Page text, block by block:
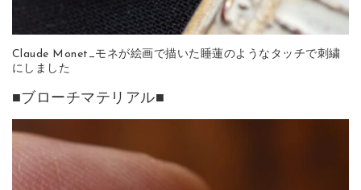
Claude Monet_モネが絵画で描いた睡蓮のようなタッチで刺繍
にしました
■ブローチマテリアル■